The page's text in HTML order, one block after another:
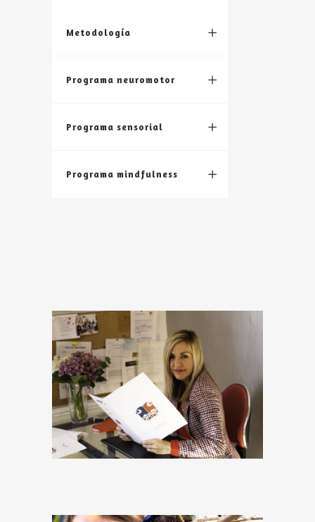
Metodología
Programa neuromotor
Programa sensorial
Programa mindfulness